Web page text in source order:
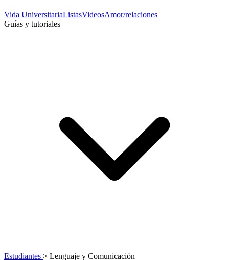
Vida UniversitariaListasVideosAmor/relaciones
Guías y tutoriales
Estudiantes > Lenguaje y Comunicación